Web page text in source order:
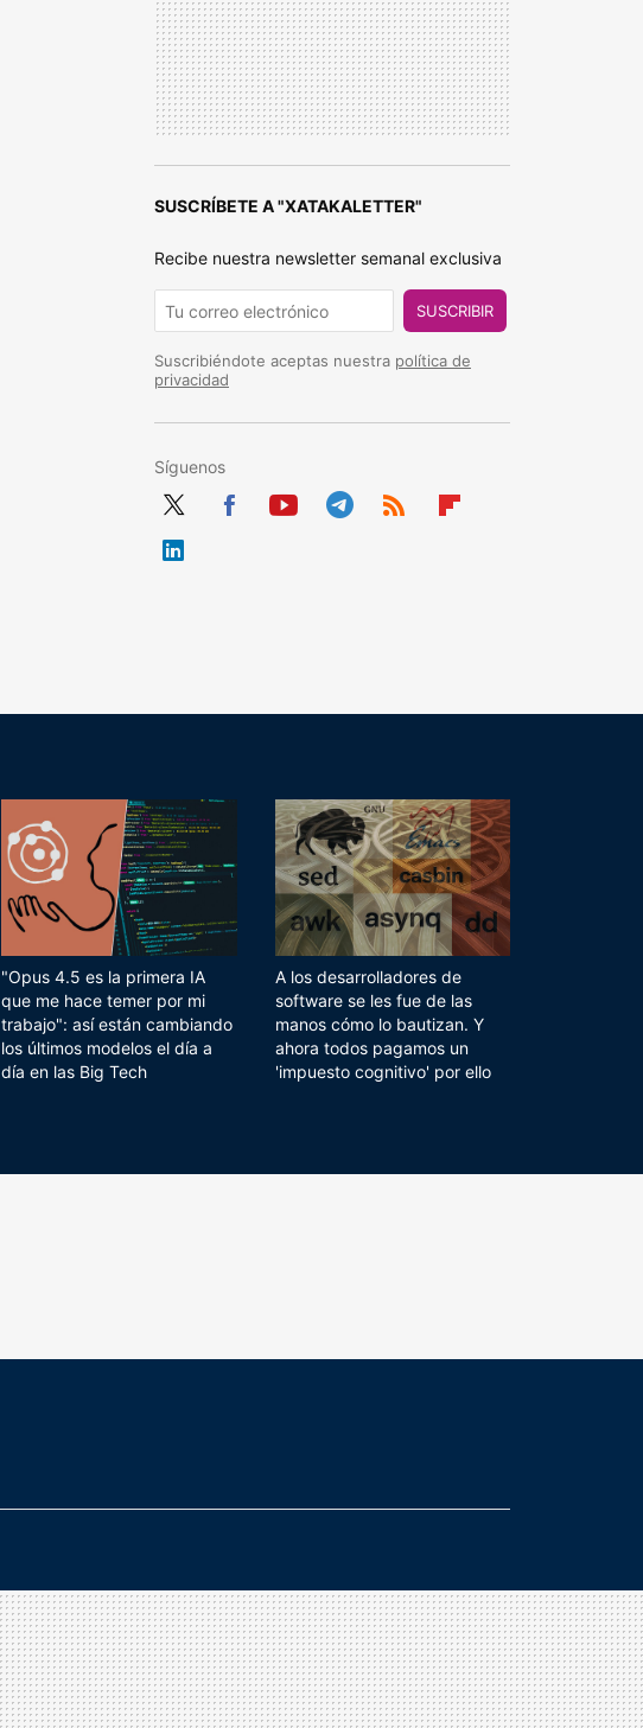
SUSCRÍBETE A "XATAKALETTER"
Recibe nuestra newsletter semanal exclusiva
SUSCRIBIR
Suscribiéndote aceptas nuestra política de
privacidad
Síguenos
Twit
"Opus 4.5 es la primera IA
que me hace temer por mi
trabajo": así están cambiando
los últimos modelos el día a
día en las Big Tech
A los desarrolladores de
software se les fue de las
manos cómo lo bautizan. Y
ahora todos pagamos un
'impuesto cognitivo' por ello